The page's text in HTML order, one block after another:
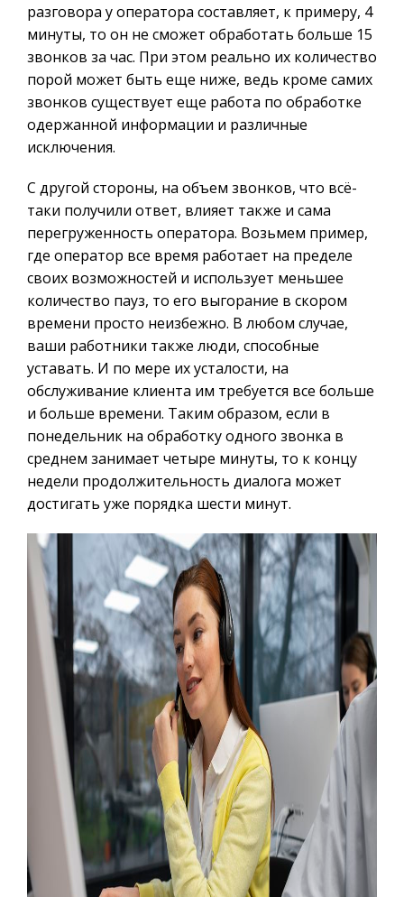
разговора у оператора составляет, к примеру, 4
минуты, то он не сможет обработать больше 15
звонков за час. При этом реально их количество
порой может быть еще ниже, ведь кроме самих
звонков существует еще работа по обработке
одержанной информации и различные
исключения.
С другой стороны, на объем звонков, что всё-
таки получили ответ, влияет также и сама
перегруженность оператора. Возьмем пример,
где оператор все время работает на пределе
своих возможностей и использует меньшее
количество пауз, то его выгорание в скором
времени просто неизбежно. В любом случае,
ваши работники также люди, способные
уставать. И по мере их усталости, на
обслуживание клиента им требуется все больше
и больше времени. Таким образом, если в
понедельник на обработку одного звонка в
среднем занимает четыре минуты, то к концу
недели продолжительность диалога может
достигать уже порядка шести минут.